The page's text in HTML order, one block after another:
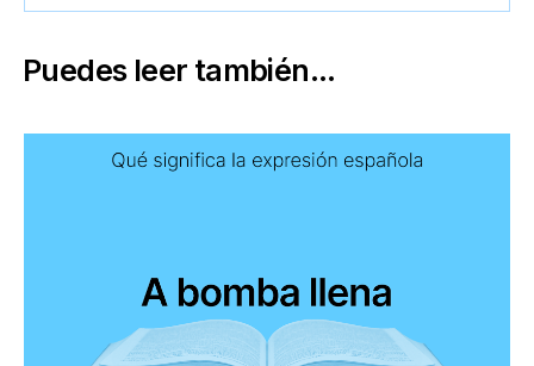
Puedes leer también...